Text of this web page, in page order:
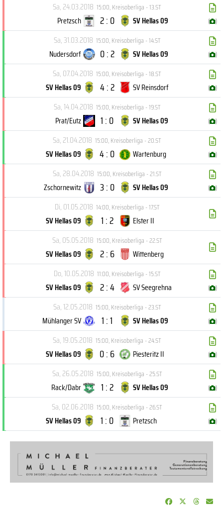
Sa, 24.03.2018 15:00,Kreisoberliga - 13.ST
Pretzsch 2 : 0 SV Hellas 09 ( )
Sa, 31.03.2018 15:00,Kreisoberliga - 14.ST
Nudersdorf 0 : 2 SV Hellas 09 ( )
Sa, 07.04.2018 15:00,Kreisoberliga - 18.ST
SV Hellas 09 4 : 2 SV Reinsdorf ( )
Sa, 14.04.2018 15:00,Kreisoberliga - 19.ST
Prat/Eutz 1 : 0 SV Hellas 09 ( )
Sa, 21.04.2018 15:00,Kreisoberliga - 20.ST
SV Hellas 09 4 : 0 Wartenburg ( )
Sa, 28.04.2018 15:00,Kreisoberliga - 21.ST
Zschornewitz 3 : 0 SV Hellas 09 ( )
Di, 01.05.2018 14:00,Kreisoberliga - 17.ST
SV Hellas 09 1 : 2
Elster II
Sa, 05.05.2018 15:00,Kreisoberliga - 22.ST
SV Hellas 09 2 : 6
Wittenberg
Do, 10.05.2018 11:00,Kreisoberliga - 15.ST
SV Hellas 09 2 : 4 SV Seegrehna ( )
Sa, 12.05.2018 15:00,Kreisoberliga - 23.ST
Mühlanger SV 1 : 1 SV Hellas 09 ( )
Sa, 19.05.2018 15:00,Kreisoberliga - 24.ST
SV Hellas 09 0 : 6 Piesteritz II ( )
Sa, 26.05.2018 15:00,Kreisoberliga - 25.ST
Rack/Dabr 1 : 2 SV Hellas 09 ( )
Sa, 02.06.2018 15:00,Kreisoberliga - 26.ST
SV Hellas 09 1 : 0 Pretzsch ( )